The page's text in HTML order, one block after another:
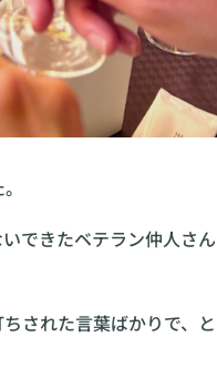
できたベテラン仲人さん
された言葉ばかりで、と